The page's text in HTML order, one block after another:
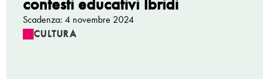
Scadenza: 4 novembre 2024
CULTURA